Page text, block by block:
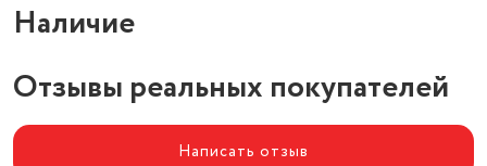
Наличие
Отзывы реальных покупателей
Написать отзыв